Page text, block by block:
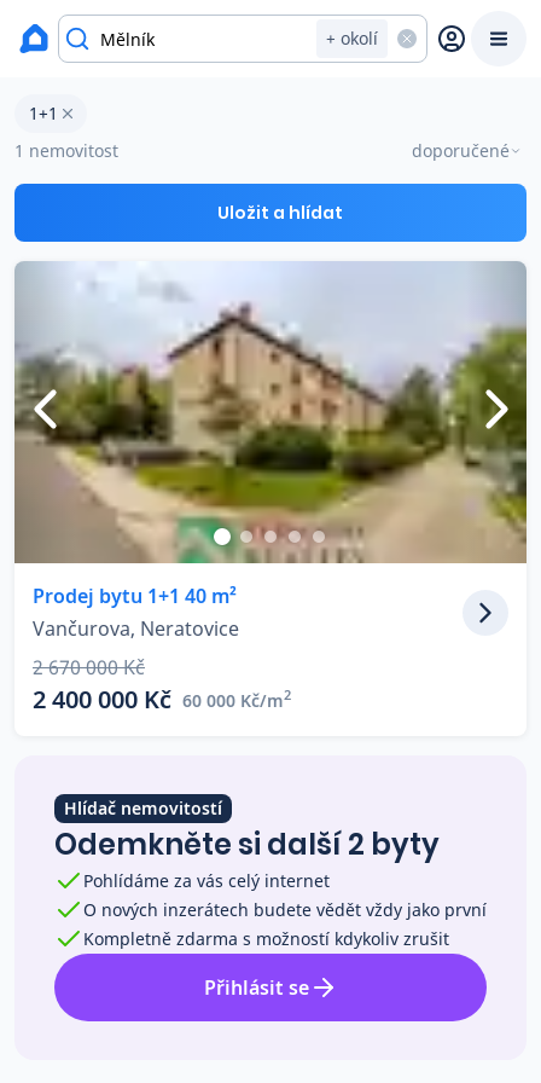
+ okolí
Prodat
Prodej s Reas.cz
Chytrý odhad ceny
Ceny prodaných nemovitostí
Okamžitý výkup
Přehled realitních makléřů
Co říkají naši zákazníci
Blog
O nás
Kariéra
Byty na prodej
Byty 1+1 na prodej v okresu Mělník
1+1
1 nemovitost
doporučené
Uložit a hlídat
Prodej bytu 1+1 40 m²
Vančurova, Neratovice
2 670 000 Kč
2 400 000 Kč 60 000 Kč/m2
Hlídač nemovitostí
Odemkněte si další 2 byty
Pohlídáme za vás celý internet
O nových inzerátech budete vědět vždy jako první
Kompletně zdarma s možností kdykoliv zrušit
Přihlásit se